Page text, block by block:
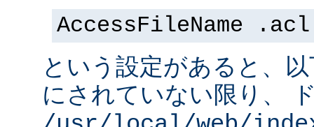
AccessFileName .acl
という設定があると、
にされていない限り、